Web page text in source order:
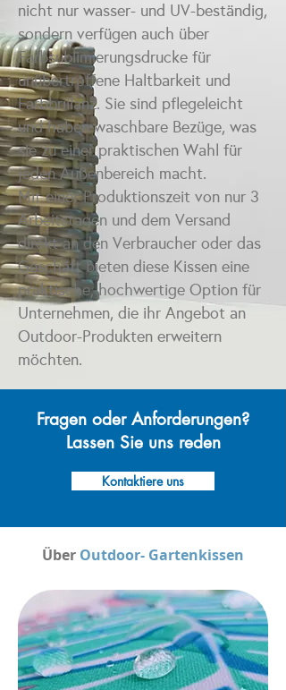
nicht nur wasser- und UV-beständig,
sondern verfügen auch über
Farbsublimierungsdrucke für
unübertroffene Haltbarkeit und
Farbbrillanz. Sie sind pflegeleicht
und haben waschbare Bezüge, was
sie zu einer praktischen Wahl für
jeden Außenbereich macht.
Mit einer Produktionszeit von nur 3
Arbeitstagen und dem Versand
direkt an den Verbraucher oder das
Geschäft bieten diese Kissen eine
praktische, hochwertige Option für
Unternehmen, die ihr Angebot an
Outdoor-Produkten erweitern
möchten.
Fragen oder Anforderungen?
Lassen Sie uns reden
Kontaktiere uns
Über Outdoor- Gartenkissen